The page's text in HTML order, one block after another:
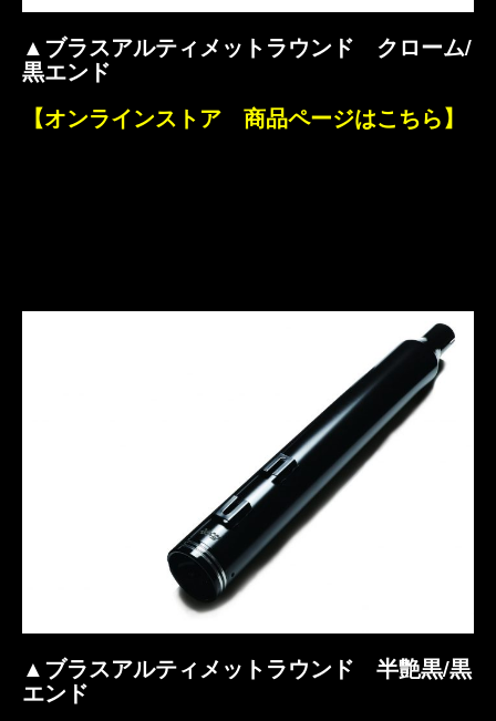
▲ブラスアルティメットラウンド クローム/
黒エンド
【オンラインストア 商品ページはこちら】
▲ブラスアルティメットラウンド 半艶黒/黒
エンド